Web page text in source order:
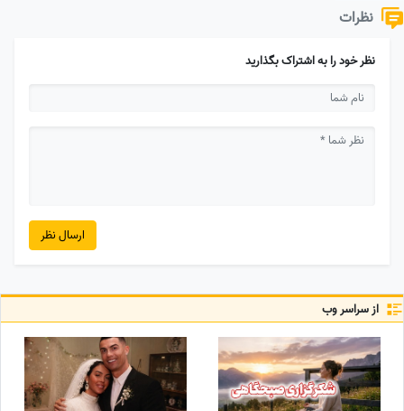
نظرات
نظر خود را به اشتراک بگذارید
ارسال نظر
از سراسر وب